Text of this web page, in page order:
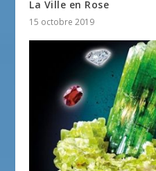
La Ville en Rose
15 octobre 2019